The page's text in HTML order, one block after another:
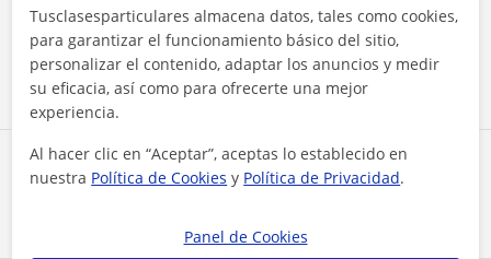
Comparte a este profesor
Contactar ahora
Tusclasesparticulares almacena datos, tales como cookies,
para garantizar el funcionamiento básico del sitio,
personalizar el contenido, adaptar los anuncios y medir
su eficacia, así como para ofrecerte una mejor
experiencia.
Al hacer clic en “Aceptar”, aceptas lo establecido en
nuestra Política de Cookies y Política de Privacidad.
Panel de Cookies